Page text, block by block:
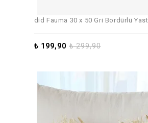
did Fauma 30 x 50 Gri Bordürlü
₺299,90
₺ 199,90